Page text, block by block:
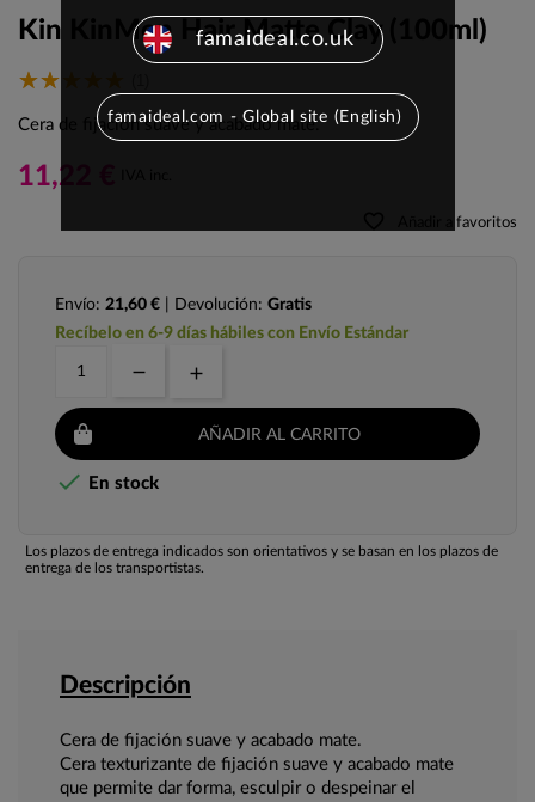
Kin KinMen Hair Matte Clay (100ml)
Cera de fijación suave y acabado mate.
11,22 €
Añadir a favoritos
Envío: 21,60 € | Devolución: Gratis
Recíbelo en 6-9 días hábiles con Envío Estándar
AÑADIR AL CARRITO
 En stock
Los plazos de entrega indicados son orientativos y se basan en los plazos de
entrega de los transportistas.
Descripción
Cera de fijación suave y acabado mate.
Cera texturizante de fijación suave y acabado mate
que permite dar forma, esculpir o despeinar el
famaideal.co.uk
famaideal.com - Global site (English)